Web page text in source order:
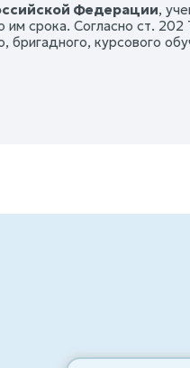
Федерации,
срока. Согласно ст.
бригадного, курсового